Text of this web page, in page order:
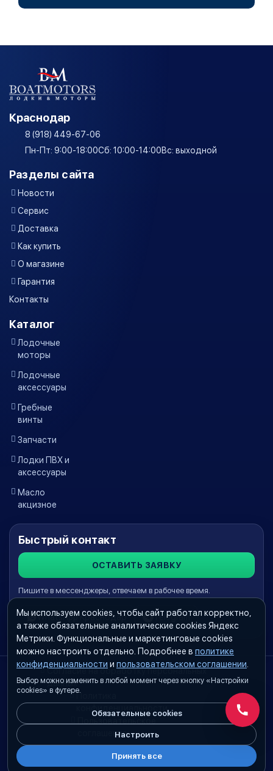
Краснодар
8 (918) 449-67-06
Пн-Пт: 9:00-18:00Сб: 10:00-14:00Вс: выходной
Разделы сайта
Новости
Сервис
Доставка
Как купить
О магазине
Гарантия
Контакты
Каталог
Лодочные
моторы
Лодочные
аксессуары
Гребные
винты
Запчасти
Лодки ПВХ и
аксессуары
Масло
акцизное
Быстрый контакт
ОСТАВИТЬ ЗАЯВКУ
Пишите в мессенджеры, отвечаем в рабочее время.
WhatsApp Краснодар Telegram
Согласие на обработку персональных
данных
Политика
конфиденциальности
соглашение
Настройки cookies
Мы используем cookies, чтобы сайт работал корректно,
а также обязательные аналитические cookies Яндекс
Метрики. Функциональные и маркетинговые cookies
можно настроить отдельно. Подробнее в политике
конфиденциальности и пользовательском соглашении
Выбор можно изменить в любой момент через кнопку «Настройки
cookies» в футере.
Обязательные cookies
Настроить
Принять все